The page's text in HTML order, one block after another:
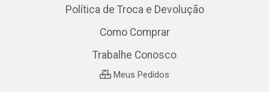
Política de Troca e Devolução
Como Comprar
Trabalhe Conosco
Meus Pedidos